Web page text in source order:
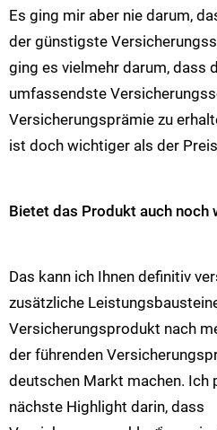
Es ging mir aber nie darum,
der günstigste
ging es vielmehr darum, dass
umfassendste
Versicherungsprämie zu
ist doch wichtiger als der
Bietet das Produkt auch noch
Das kann ich Ihnen definitiv
zusätzliche
Versicherungsprodukt nach
der führenden
deutschen Markt machen. Ich
nächste Highlight darin, dass